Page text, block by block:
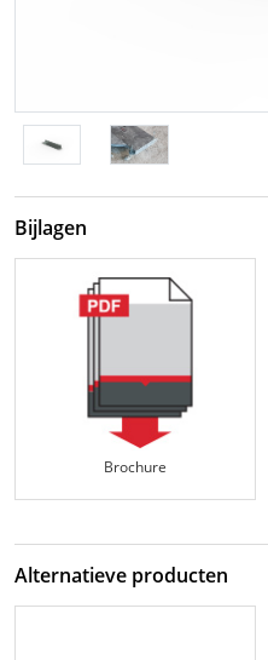
Bijlagen
Brochure
Alternatieve producten